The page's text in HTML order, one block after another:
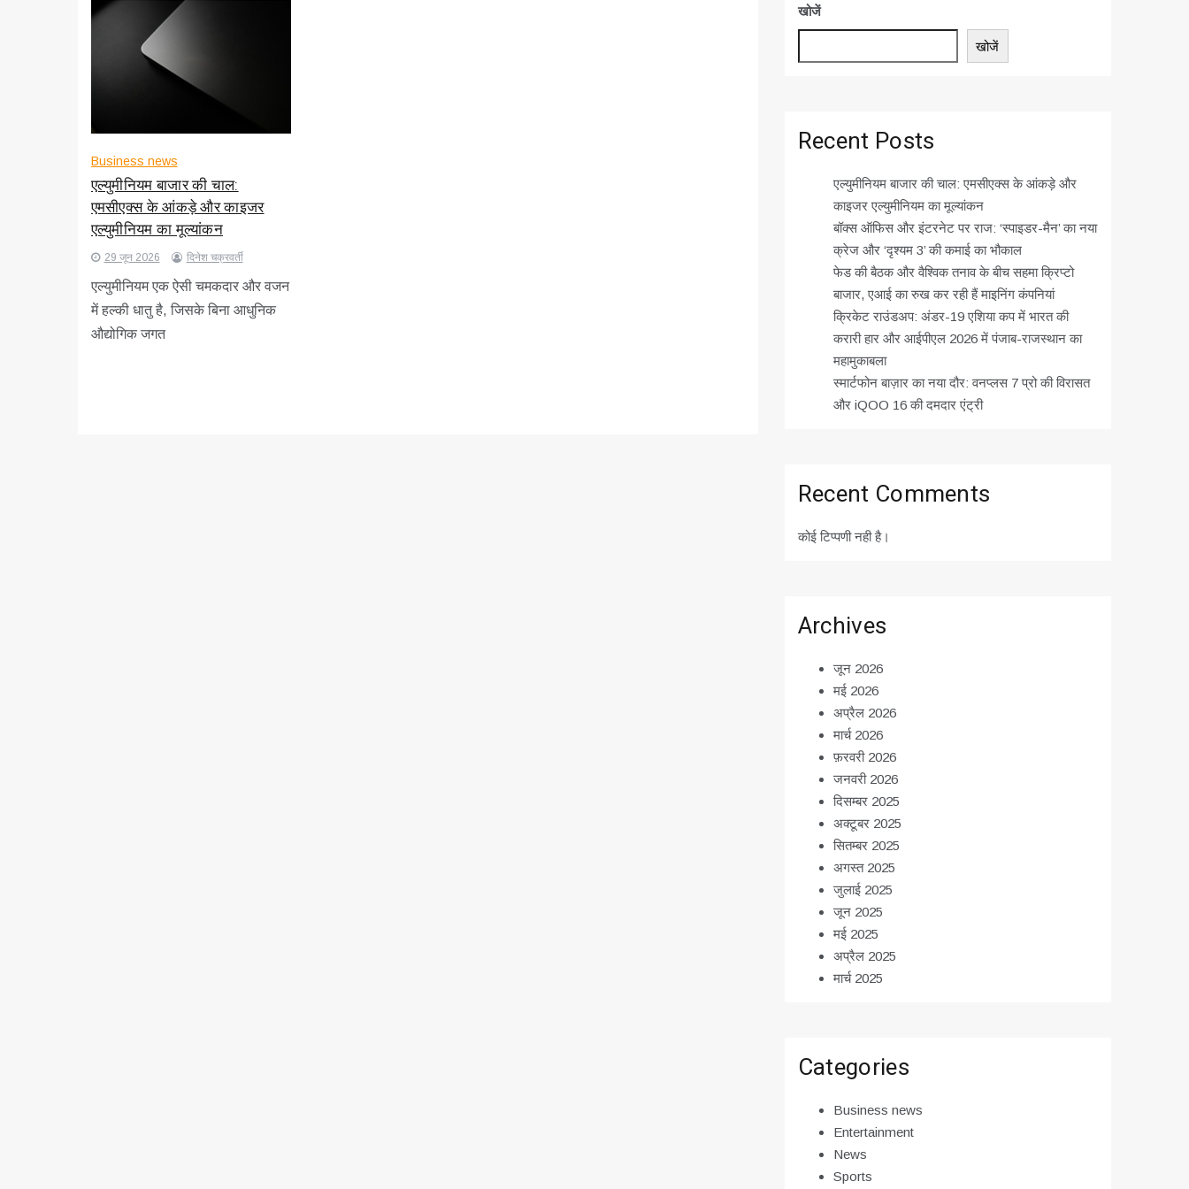
Business news
एल्युमीनियम बाजार की चाल:
एमसीएक्स के आंकड़े और काइजर
एल्युमीनियम का मूल्यांकन
29 जून 2026 दिनेश चक्रवर्ती
एल्युमीनियम एक ऐसी चमकदार और वजन
में हल्की धातु है, जिसके बिना आधुनिक
औद्योगिक जगत
खोजें
खोजें
Recent Posts
एल्युमीनियम बाजार की चाल: एमसीएक्स के आंकड़े और
काइजर एल्युमीनियम का मूल्यांकन
बॉक्स ऑफिस और इंटरनेट पर राज: ‘स्पाइडर-मैन’ का नया
क्रेज और ‘दृश्यम 3’ की कमाई का भौकाल
फेड की बैठक और वैश्विक तनाव के बीच सहमा क्रिप्टो
बाजार, एआई का रुख कर रही हैं माइनिंग कंपनियां
क्रिकेट राउंडअप: अंडर-19 एशिया कप में भारत की
करारी हार और आईपीएल 2026 में पंजाब-राजस्थान का
महामुकाबला
स्मार्टफोन बाज़ार का नया दौर: वनप्लस 7 प्रो की विरासत
और iQOO 16 की दमदार एंट्री
Recent Comments
कोई टिप्पणी नही है।
Archives
जून 2026
मई 2026
अप्रैल 2026
मार्च 2026
फ़रवरी 2026
जनवरी 2026
दिसम्बर 2025
अक्टूबर 2025
सितम्बर 2025
अगस्त 2025
जुलाई 2025
जून 2025
मई 2025
अप्रैल 2025
मार्च 2025
Categories
Business news
Entertainment
News
Sports